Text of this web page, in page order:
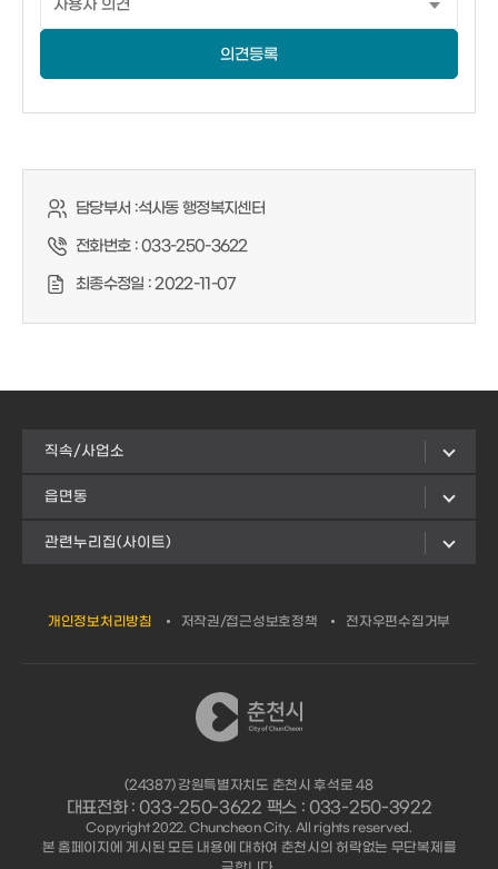
의견등록
담당부서 :석사동 행정복지센터
전화번호 :033-250-3622
최종수정일 :2022-11-07
직속/사업소
읍면동
관련누리집(사이트)
개인정보처리방침 저작권/접근성보호정책 전자우편수집거부
(24387) 강원특별자치도 춘천시 후석로 48
대표전화 : 033-250-3622 팩스 : 033-250-3922
Copyright 2022. Chuncheon City. All rights reserved.
본 홈페이지에 게시된 모든 내용에 대하여 춘천시의 허락없는 무단복제를